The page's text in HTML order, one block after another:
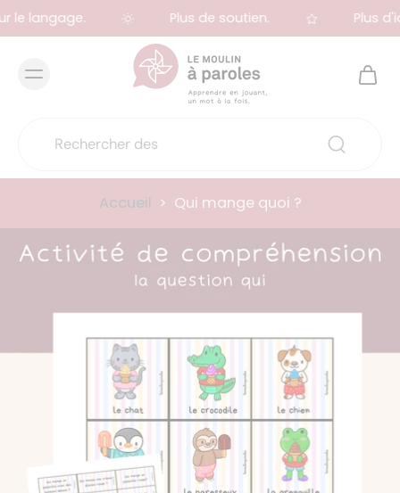
le langage. Plus de soutien. Plus
Accueil > Qui mange quoi ?